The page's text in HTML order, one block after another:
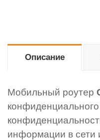
Описание
Мобильный роутер
информации в сети